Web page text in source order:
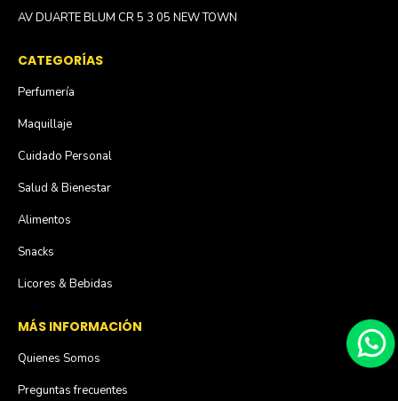
AV DUARTE BLUM CR 5 3 05 NEW TOWN
CATEGORÍAS
Perfumería
Maquillaje
Cuidado Personal
Salud & Bienestar
Alimentos
Snacks
Licores & Bebidas
MÁS INFORMACIÓN
Quienes Somos
Preguntas frecuentes